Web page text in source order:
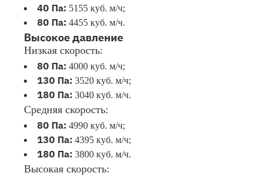
40 Па: 5155 куб. м/ч;
80 Па: 4455 куб. м/ч.
Высокое давление
Низкая скорость:
80 Па: 4000 куб. м/ч;
130 Па: 3520 куб. м/ч;
180 Па: 3040 куб. м/ч.
Средняя скорость:
80 Па: 4990 куб. м/ч;
130 Па: 4395 куб. м/ч;
180 Па: 3800 куб. м/ч.
Высокая скорость: